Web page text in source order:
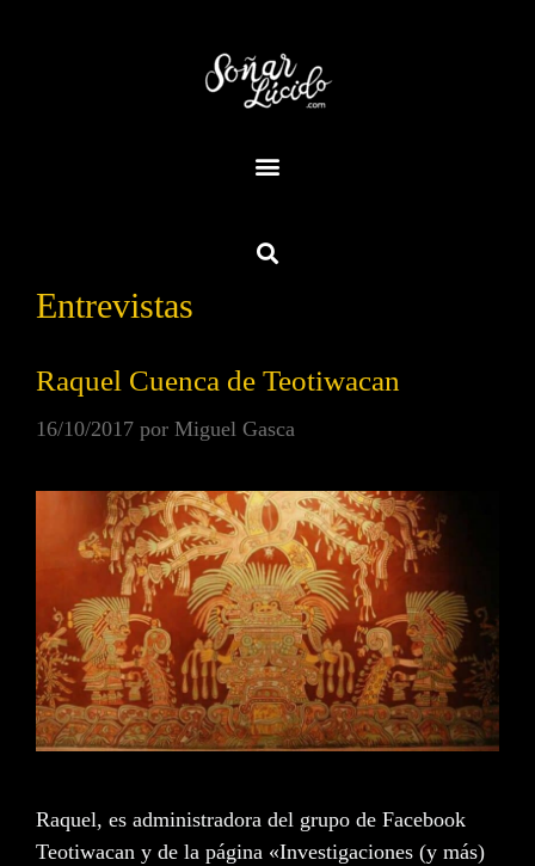
Entrevistas
Raquel Cuenca de Teotiwacan
16/10/2017 por Miguel Gasca
Raquel, es administradora del grupo de Facebook
Teotiwacan y de la página «Investigaciones (y más)